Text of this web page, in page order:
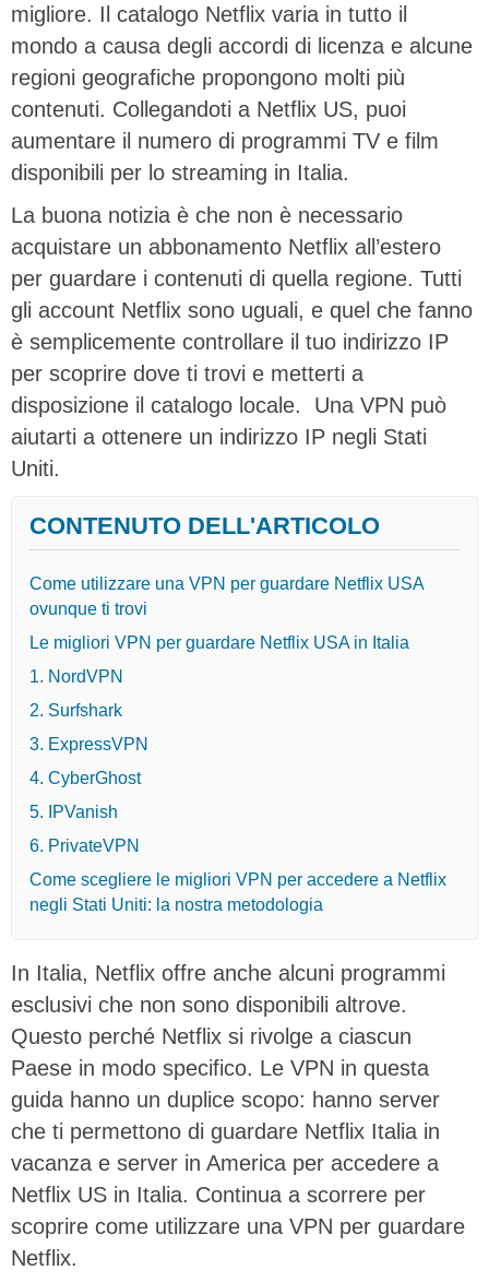
migliore. Il catalogo Netflix varia in tutto il
mondo a causa degli accordi di licenza e alcune
regioni geografiche propongono molti più
contenuti. Collegandoti a Netflix US, puoi
aumentare il numero di programmi TV e film
disponibili per lo streaming in Italia.
La buona notizia è che non è necessario
acquistare un abbonamento Netflix all’estero
per guardare i contenuti di quella regione. Tutti
gli account Netflix sono uguali, e quel che fanno
è semplicemente controllare il tuo indirizzo IP
per scoprire dove ti trovi e metterti a
disposizione il catalogo locale. Una VPN può
aiutarti a ottenere un indirizzo IP negli Stati
Uniti.
CONTENUTO DELL'ARTICOLO
Come utilizzare una VPN per guardare Netflix USA
ovunque ti trovi
Le migliori VPN per guardare Netflix USA in Italia
1. NordVPN
2. Surfshark
3. ExpressVPN
4. CyberGhost
5. IPVanish
6. PrivateVPN
Come scegliere le migliori VPN per accedere a Netflix
negli Stati Uniti: la nostra metodologia
In Italia, Netflix offre anche alcuni programmi
esclusivi che non sono disponibili altrove.
Questo perché Netflix si rivolge a ciascun
Paese in modo specifico. Le VPN in questa
guida hanno un duplice scopo: hanno server
che ti permettono di guardare Netflix Italia in
vacanza e server in America per accedere a
Netflix US in Italia. Continua a scorrere per
scoprire come utilizzare una VPN per guardare
Netflix.